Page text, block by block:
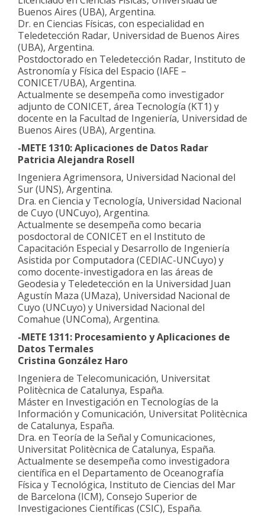
Buenos Aires (UBA), Argentina.
Dr. en Ciencias Físicas, con especialidad en
Teledetección Radar, Universidad de Buenos Aires
(UBA), Argentina.
Postdoctorado en Teledetección Radar, Instituto de
Astronomía y Física del Espacio (IAFE –
CONICET/UBA), Argentina.
Actualmente se desempeña como investigador
adjunto de CONICET, área Tecnología (KT1) y
docente en la Facultad de Ingeniería, Universidad de
Buenos Aires (UBA), Argentina.
-METE 1310: Aplicaciones de Datos Radar
Patricia Alejandra Rosell
Ingeniera Agrimensora, Universidad Nacional del
Sur (UNS), Argentina.
Dra. en Ciencia y Tecnología, Universidad Nacional
de Cuyo (UNCuyo), Argentina.
Actualmente se desempeña como becaria
posdoctoral de CONICET en el Instituto de
Capacitación Especial y Desarrollo de Ingeniería
Asistida por Computadora (CEDIAC-UNCuyo) y
como docente-investigadora en las áreas de
Geodesia y Teledetección en la Universidad Juan
Agustín Maza (UMaza), Universidad Nacional de
Cuyo (UNCuyo) y Universidad Nacional del
Comahue (UNComa), Argentina.
-METE 1311: Procesamiento y Aplicaciones de
Datos Termales
Cristina González Haro
Ingeniera de Telecomunicación, Universitat
Politècnica de Catalunya, España.
Máster en Investigación en Tecnologías de la
Información y Comunicación, Universitat Politècnica
de Catalunya, España.
Dra. en Teoría de la Señal y Comunicaciones,
Universitat Politècnica de Catalunya, España.
Actualmente se desempeña como investigadora
científica en el Departamento de Oceanografía
Física y Tecnológica, Instituto de Ciencias del Mar
de Barcelona (ICM), Consejo Superior de
Investigaciones Científicas (CSIC), España.